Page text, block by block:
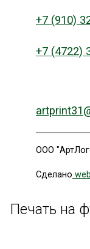
+7 (910)
+7 (4722)
ООО
Сделано
Печать на